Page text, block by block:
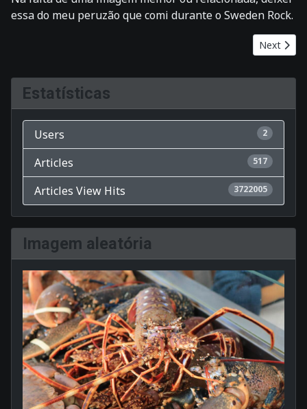
essa do meu peruzão que comi durante o Sweden Rock.
Next
Next
Estatísticas
Users 2
Articles 517
Articles View Hits 3722005
Imagem aleatória